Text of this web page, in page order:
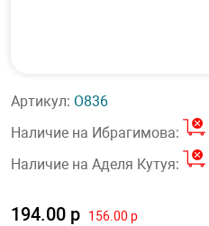
Артикул: О836
Наличие на Ибрагимова:
Наличие на Аделя Кутуя:
194.00 р 156.00 р